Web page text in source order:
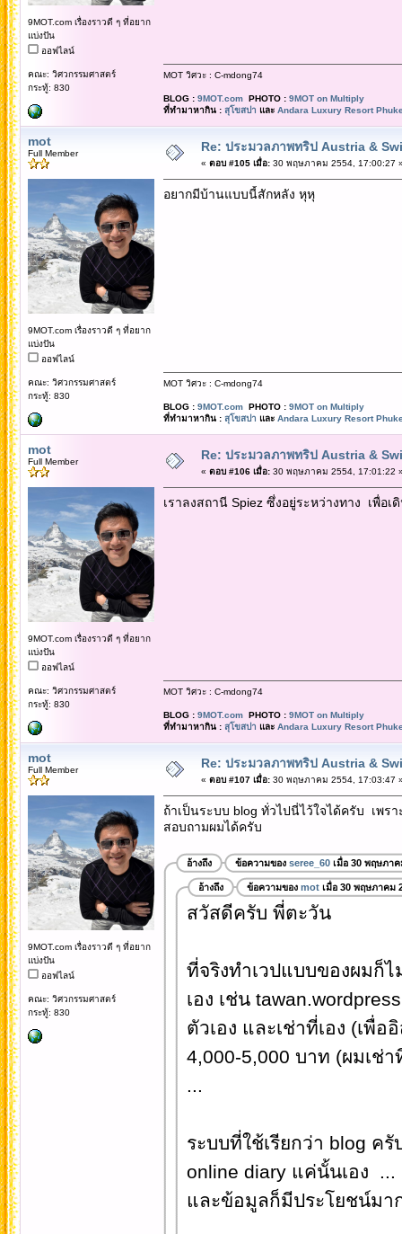
9MOT.com เรื่องราวดี ๆ ที่อยาก
แบ่งปัน
ออฟไลน์
คณะ: วิศวกรรมศาสตร์
กระทู้: 830
MOT วิศวะ : C-mdong74
BLOG : 9MOT.comPHOTO : 9MOT on Multiply
ที่ทำมาหากิน : สุโขสปา และ Andara Luxury Resort
mot
Full Member
9MOT.com เรื่องราวดี ๆ ที่อยาก
แบ่งปัน
ออฟไลน์
คณะ: วิศวกรรมศาสตร์
กระทู้: 830
Re: ประมวลภาพทริป Austria &
« ตอบ #105 เมื่อ:30 พฤษภาคม 2554, 17:00:27
อยากมีบ้านแบบนี้สักหลัง หุหุ
MOT วิศวะ : C-mdong74
BLOG : 9MOT.comPHOTO : 9MOT on Multiply
ที่ทำมาหากิน : สุโขสปา และ Andara Luxury Resort
mot
Full Member
9MOT.com เรื่องราวดี ๆ ที่อยาก
แบ่งปัน
ออฟไลน์
คณะ: วิศวกรรมศาสตร์
กระทู้: 830
Re: ประมวลภาพทริป Austria &
« ตอบ #106 เมื่อ:30 พฤษภาคม 2554, 17:01:22
เราลงสถานี Spiez ซึ่งอยู่ระหว่างทาง เพื่อเ
MOT วิศวะ : C-mdong74
BLOG : 9MOT.comPHOTO : 9MOT on Multiply
ที่ทำมาหากิน : สุโขสปา และ Andara Luxury Resort
mot
Full Member
9MOT.com เรื่องราวดี ๆ ที่อยาก
แบ่งปัน
ออฟไลน์
คณะ: วิศวกรรมศาสตร์
กระทู้: 830
Re: ประมวลภาพทริป Austria &
« ตอบ #107 เมื่อ:30 พฤษภาคม 2554, 17:03:47
ถ้าเป็นระบบ blog ทั่วไปนี่ไว้ใจได้ครับ เพร
สอบถามผมได้ครับ
อ้างถึง ข้อความของ seree_60เมื่อ 30 พฤษภาค
อ้างถึง ข้อความของ motเมื่อ 30 พฤษภาคม
สวัสดีครับ พี่ตะวัน
ที่จริงทำเวปแบบของผมก็
เอง เช่น
ตัวเอง และเช่าที่เอง (เพื่
4,000-5,000 บาท (ผมเ
...
ระบบที่ใช้เรียกว่า blog ค
online diary แค่นั้นเอง
และข้อมูลก็มีประโยชน์มา